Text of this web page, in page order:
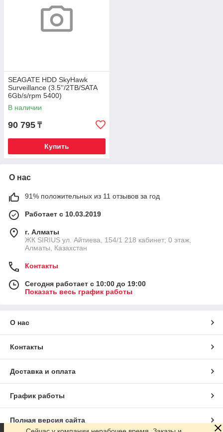
SEAGATE HDD SkyHawk
Surveillance (3.5''/2TB/SATA
6Gb/s/rpm 5400)
В наличии
90 795 ₸
Купить
О нас
91% положительных из 11 отзывов за год
Работает с 10.03.2019
г. Алматы
​ЖК SIRIUS​ ул. Айтиева, 154/1​ 218 кабинет; 0 этаж,
Алматы, Казахстан
Контакты
Сегодня работает с 10:00 до 19:00
Показать весь график работы
О нас
Контакты
Доставка и оплата
График работы
Полная версия сайта